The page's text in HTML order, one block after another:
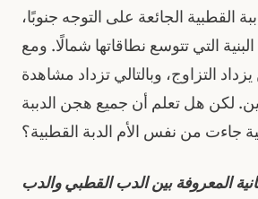
القطبية الجائعة على التوجه جنوبًا،
التي تتوسع نطاقاتها شمالًا. ومع
يزداد التزاوج، وبالتالي تزداد مشاهدة
لكن هل تعلم أن جميع هجن الدببة
جاءت من نفس الأم الدبة القطبية؟
المعروفة بين الدب القطبي والدب